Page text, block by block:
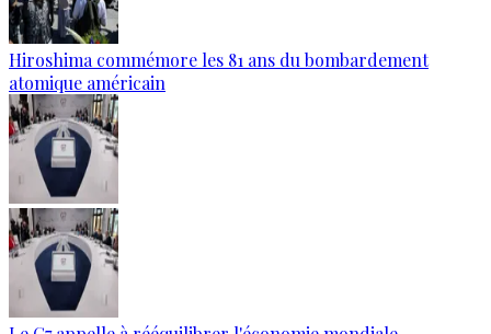
Hiroshima commémore les 81 ans du bombardement
atomique américain